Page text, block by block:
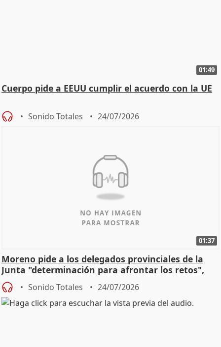
01:49
Cuerpo pide a EEUU cumplir el acuerdo con la UE
Sonido Totales 24/07/2026
01:37
Moreno pide a los delegados provinciales de la
Junta "determinación para afrontar los retos",
diálog
Sonido Totales 24/07/2026